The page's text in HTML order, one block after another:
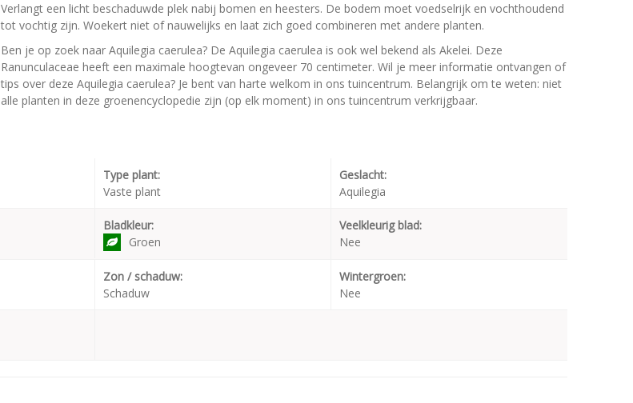
Verlangt een licht beschaduwde plek nabij bomen en heesters. De bodem moet voedselrijk en vochthoudend
tot vochtig zijn. Woekert niet of nauwelijks en laat zich goed combineren met andere planten.
Ben je op zoek naar Aquilegia caerulea? De Aquilegia caerulea is ook wel bekend als Akelei. Deze
Ranunculaceae heeft een maximale hoogtevan ongeveer 70 centimeter. Wil je meer informatie ontvangen of
tips over deze Aquilegia caerulea? Je bent van harte welkom in ons tuincentrum. Belangrijk om te weten: niet
alle planten in deze groenencyclopedie zijn (op elk moment) in ons tuincentrum verkrijgbaar.
Type plant:
Vaste plant
Geslacht:
Aquilegia
Bladkleur:
Groen
Veelkleurig blad:
Nee
Zon / schaduw:
Schaduw
Wintergroen:
Nee